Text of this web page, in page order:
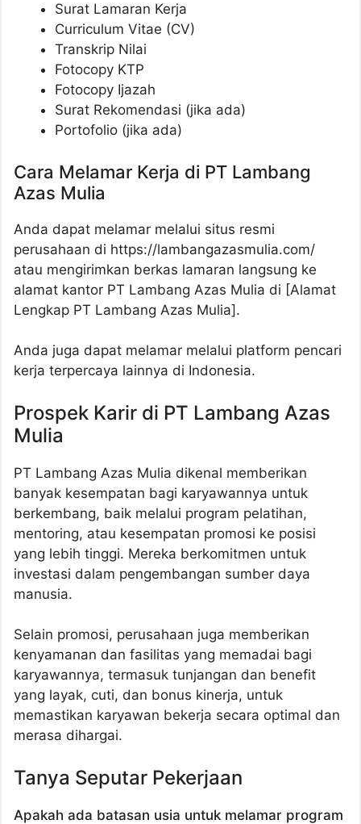
Surat Lamaran Kerja
Curriculum Vitae (CV)
Transkrip Nilai
Fotocopy KTP
Fotocopy Ijazah
Surat Rekomendasi (jika ada)
Portofolio (jika ada)
Cara Melamar Kerja di PT Lambang
Azas Mulia
Anda dapat melamar melalui situs resmi
perusahaan di https://lambangazasmulia.com/
atau mengirimkan berkas lamaran langsung ke
alamat kantor PT Lambang Azas Mulia di [Alamat
Lengkap PT Lambang Azas Mulia].
Anda juga dapat melamar melalui platform pencari
kerja terpercaya lainnya di Indonesia.
Prospek Karir di PT Lambang Azas
Mulia
PT Lambang Azas Mulia dikenal memberikan
banyak kesempatan bagi karyawannya untuk
berkembang, baik melalui program pelatihan,
mentoring, atau kesempatan promosi ke posisi
yang lebih tinggi. Mereka berkomitmen untuk
investasi dalam pengembangan sumber daya
manusia.
Selain promosi, perusahaan juga memberikan
kenyamanan dan fasilitas yang memadai bagi
karyawannya, termasuk tunjangan dan benefit
yang layak, cuti, dan bonus kinerja, untuk
memastikan karyawan bekerja secara optimal dan
merasa dihargai.
Tanya Seputar Pekerjaan
Apakah ada batasan usia untuk melamar program